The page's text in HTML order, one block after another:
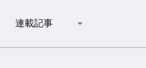
連載記事